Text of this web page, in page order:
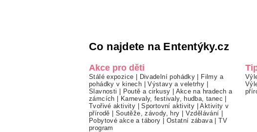
Co najdete na Ententýky.cz
Akce pro děti
Stálé expozice | Divadelní pohádky | Filmy a
pohádky v kinech |Výstavy a veletrhy |
Slavnosti | Poutě a cirkusy | Akce na hradech a
zámcích | Karnevaly, festivaly, hudba, tanec |
Tvořivé aktivity |Sportovní aktivity |Aktivity v
přírodě | Soutěže, závody, hry | Vzdělávání |
Pobytové akce a tábory | Ostatní zábava |TV
program